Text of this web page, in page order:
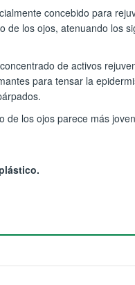
concebido para
de los ojos, atenuando los
de activos
para tensar la
de los ojos parece más